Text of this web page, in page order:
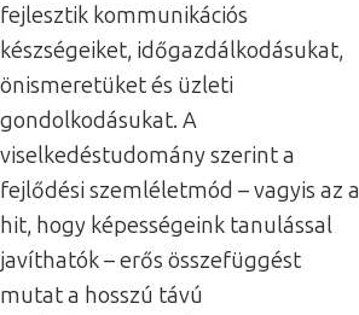
fejlesztik kommunikációs
készségeiket, időgazdálkodásukat,
önismeretüket és üzleti
gondolkodásukat. A
viselkedéstudomány szerint a
fejlődési szemléletmód – vagyis az a
hit, hogy képességeink tanulással
javíthatók – erős összefüggést
mutat a hosszú távú